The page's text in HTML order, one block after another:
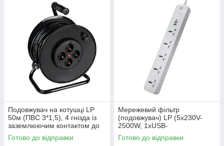
Подовжувач на котушці LP
50м (ПВС 3*1,5), 4 гнізда із
заземлюючим контактом до
3.5 кВт
Готово до відправки
Мережевий фільтр
(подовжувач) LP (5x230V-
2500W, 1xUSB-
38W/PD/QC3.0, 1xType-C
20W, 1xUSB 18W)
Готово до відправки